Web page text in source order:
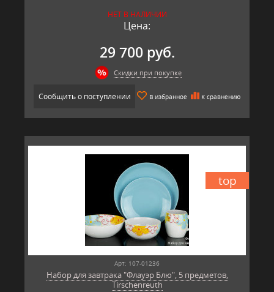
НЕТ В НАЛИЧИИ
Цена:
29 700 руб.
Скидки при покупке
Сообщить о поступлении В избранное К сравнению
top
Арт: 107-01236
Набор для завтрака "Флауэр Блю", 5 предметов,
Tirschenreuth